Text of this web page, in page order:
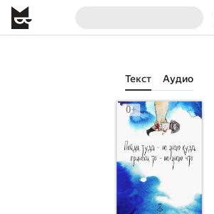
Текст Аудио